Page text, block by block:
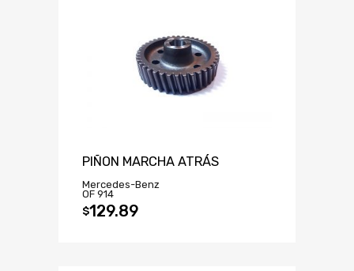
PIÑON MARCHA ATRÁS
Mercedes-Benz
OF 914
$129.89